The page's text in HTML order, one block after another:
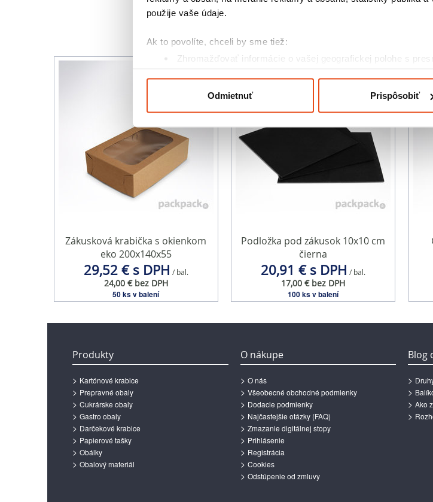
použije vaše údaje.
Ak to povolíte, chceli by sme tiež:
Zhromažďovať informácie o vašej geografickej polohe s
kedykoľvek zmeniť alebo odvolať cez Vyhlásenie o používaní
Na prispôsobenie obsahu a reklám, poskytovanie funkcií
cookie. Informácie o tom, ako používate naše webové stránky,
médií, inzercie a analýzy. Títo partneri môžu príslušné informácie
alebo ktoré od vás získali, keď ste používali ich služby.
Odmietnuť Prispôsobiť
Zákusková krabička s okienkom
eko 200x140x55
29,52 € s DPH / bal.
24,00 € bez DPH
50 ks v balení
Podložka pod zákusok 10x10 cm
čierna
20,91 € s DPH / bal.
17,00 € bez DPH
100 ks v balení
Produkty
Kartónové krabice
Prepravné obaly
Cukrárske obaly
Gastro obaly
Darčekové krabice
Papierové tašky
Obálky
Obalový materiál
O nákupe
O nás
Všeobecné obchodné podmienky
Dodacie podmienky
Najčastejšie otázky (FAQ)
Zmazanie digitálnej stopy
Prihlásenie
Registrácia
Cookies
Odstúpenie od zmluvy
Blog
Ako